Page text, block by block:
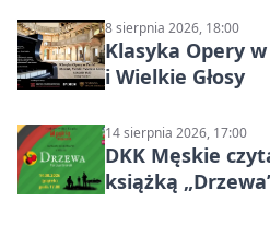
8 sierpnia 2026, 18:00
Klasyka Opery
i Wielkie Głosy
14 sierpnia 2026, 17:00
DKK Męskie
książką